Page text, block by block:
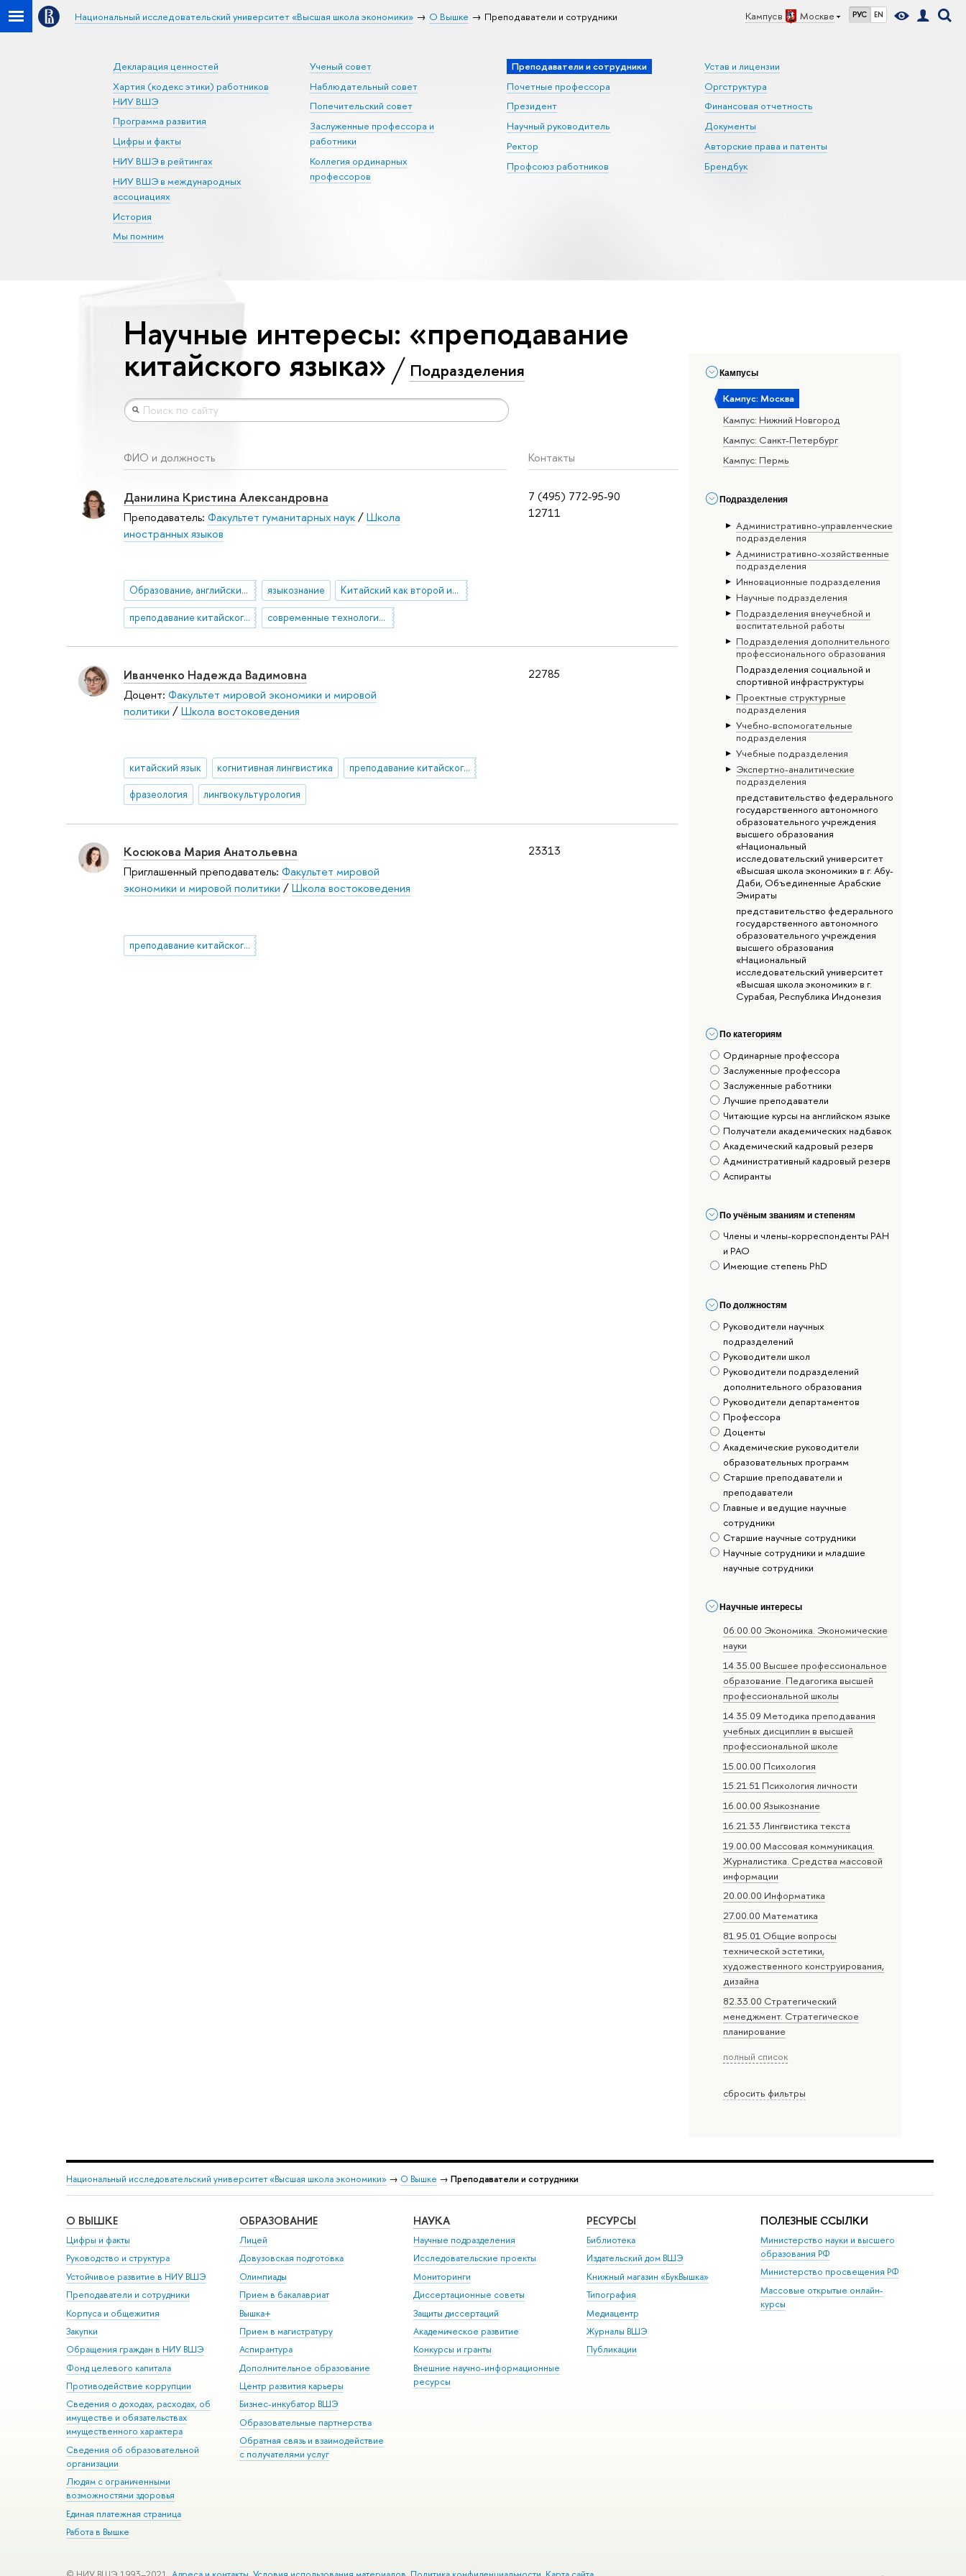
Кампус в Москве РУС EN
Национальный исследовательский университет «Высшая школа экономики» О Вышке Преподаватели и сотрудники
Декларация ценностей
Хартия (кодекс этики) работников
НИУ ВШЭ
Программа развития
Цифры и факты
НИУ ВШЭ в рейтингах
НИУ ВШЭ в международных
ассоциациях
История
Мы помним
Ученый совет
Наблюдательный совет
Попечительский совет
Заслуженные профессора и
работники
Коллегия ординарных
профессоров
Преподаватели и сотрудники
Почетные профессора
Президент
Научный руководитель
Ректор
Профсоюз работников
Устав и лицензии
Оргструктура
Финансовая отчетность
Документы
Авторские права и патенты
Брендбук
Кампусы
Кампус: Москва
Кампус: Нижний Новгород
Кампус: Санкт-Петербург
Кампус: Пермь
Подразделения
Административно-управленческие
подразделения
Административно-хозяйственные
подразделения
Инновационные подразделения
Научные подразделения
Подразделения внеучебной и
воспитательной работы
Подразделения дополнительного
профессионального образования
Подразделения социальной и
спортивной инфраструктуры
Проектные структурные
подразделения
Учебно-вспомогательные
подразделения
Учебные подразделения
Экспертно-аналитические
подразделения
представительство федерального
государственного автономного
образовательного учреждения
высшего образования
«Национальный
исследовательский университет
«Высшая школа экономики» в г. Абу-
Даби, Объединенные Арабские
Эмираты
представительство федерального
государственного автономного
образовательного учреждения
высшего образования
«Национальный
исследовательский университет
«Высшая школа экономики» в г.
Сурабая, Республика Индонезия
По категориям
Ординарные профессора
Заслуженные профессора
Заслуженные работники
Лучшие преподаватели
Читающие курсы на английском языке
Получатели академических надбавок
Академический кадровый резерв
Административный кадровый резерв
Аспиранты
По учёным званиям и степеням
Члены и члены-корреспонденты РАН
и РАО
Имеющие степень PhD
По должностям
Руководители научных
подразделений
Руководители школ
Руководители подразделений
дополнительного образования
Руководители департаментов
Профессора
Доценты
Академические руководители
образовательных программ
Старшие преподаватели и
преподаватели
Главные и ведущие научные
сотрудники
Старшие научные сотрудники
Научные сотрудники и младшие
научные сотрудники
Научные интересы
06.00.00 Экономика. Экономические
науки
14.35.00 Высшее профессиональное
образование. Педагогика высшей
профессиональной школы
14.35.09 Методика преподавания
учебных дисциплин в высшей
профессиональной школе
15.00.00 Психология
15.21.51 Психология личности
16.00.00 Языкознание
16.21.33 Лингвистика текста
19.00.00 Массовая коммуникация.
Журналистика. Средства массовой
информации
20.00.00 Информатика
27.00.00 Математика
81.95.01 Общие вопросы
технической эстетики,
художественного конструирования,
дизайна
82.33.00 Стратегический
менеджмент. Стратегическое
планирование
полный список
сбросить фильтры
Научные интересы: «преподавание
китайского языка» Подразделения
ФИО и должность Контакты
7 (495) 772-95-90
12711
Данилина Кристина Александровна
Преподаватель: Факультет гуманитарных наук/Школа
иностранных языков
Образование, английский язык, методика преподавания иностранных языков, педагогика языкознание Китайский как второй иностранный язык
преподавание китайского языка современные технологии в образовании
22785
Иванченко Надежда Вадимовна
Доцент: Факультет мировой экономики и мировой
политики /Школа востоковедения
китайский язык когнитивная лингвистика преподавание китайского языка
фразеология лингвокультурология
23313
Косюкова Мария Анатольевна
Приглашенный преподаватель: Факультет мировой
экономики и мировой политики /Школа востоковедения
преподавание китайского языка
Национальный исследовательский университет «Высшая школа экономики» → О Вышке → Преподаватели и сотрудники
О ВЫШКЕ
Цифры и факты
Руководство и структура
Устойчивое развитие в НИУ ВШЭ
Преподаватели и сотрудники
Корпуса и общежития
Закупки
Обращения граждан в НИУ ВШЭ
Фонд целевого капитала
Противодействие коррупции
Сведения о доходах, расходах, об
имуществе и обязательствах
имущественного характера
Сведения об образовательной
организации
Людям с ограниченными
возможностями здоровья
Единая платежная страница
Работа в Вышке
ОБРАЗОВАНИЕ
Лицей
Довузовская подготовка
Олимпиады
Прием в бакалавриат
Вышка+
Прием в магистратуру
Аспирантура
Дополнительное образование
Центр развития карьеры
Бизнес-инкубатор ВШЭ
Образовательные партнерства
Обратная связь и взаимодействие
с получателями услуг
НАУКА
Научные подразделения
Исследовательские проекты
Мониторинги
Диссертационные советы
Защиты диссертаций
Академическое развитие
Конкурсы и гранты
Внешние научно-информационные
ресурсы
РЕСУРСЫ
Библиотека
Издательский дом ВШЭ
Книжный магазин «БукВышка»
Типография
Медиацентр
Журналы ВШЭ
Публикации
ПОЛЕЗНЫЕ ССЫЛКИ
Министерство науки и высшего
образования РФ
Министерство просвещения РФ
Массовые открытые онлайн-
курсы